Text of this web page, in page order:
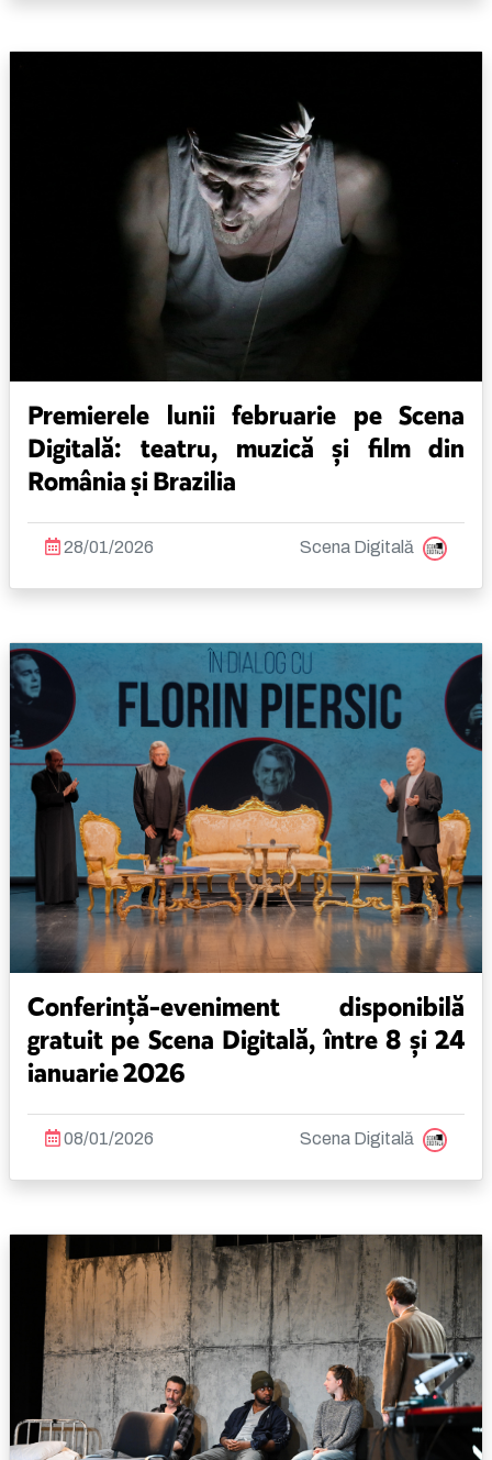
Premierele lunii februarie pe Scena
Digitală: teatru, muzică și film din
România și Brazilia
28/01/2026 Scena Digitală
Conferință-eveniment disponibilă
gratuit pe Scena Digitală, între 8 și 24
ianuarie 2026
08/01/2026 Scena Digitală